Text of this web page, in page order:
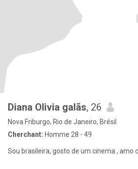
Diana Olivia galãs, 26
Nova Friburgo, Rio de Janeiro, Brésil
Cherchant: Homme 28 - 49
Sou brasileira, gosto de um cinema ,